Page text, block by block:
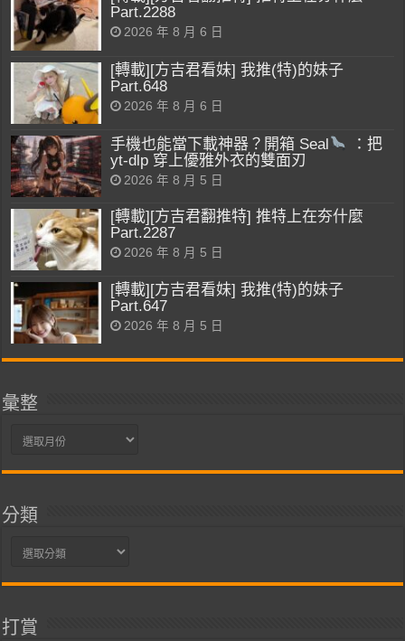
Part.2288
2026 年 8 月 6 日
[轉載][方吉君看妹] 我推(特)的妹子
Part.648
2026 年 8 月 6 日
手機也能當下載神器？開箱 Seal
：把
yt-dlp 穿上優雅外衣的雙面刃
2026 年 8 月 5 日
[轉載][方吉君翻推特] 推特上在夯什麼
Part.2287
2026 年 8 月 5 日
[轉載][方吉君看妹] 我推(特)的妹子
Part.647
2026 年 8 月 5 日
彙整
彙
分類
分
打賞